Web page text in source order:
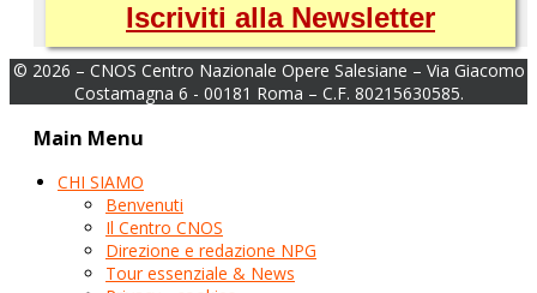
Iscriviti alla Newsletter
© 2026 – CNOS Centro Nazionale Opere Salesiane – Via Giacomo
Costamagna 6 - 00181 Roma – C.F. 80215630585.
Main Menu
CHI SIAMO
Benvenuti
Il Centro CNOS
Direzione e redazione NPG
Tour essenziale & News